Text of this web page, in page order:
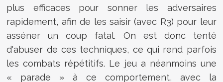
plus efficaces pour sonner les adversaires
rapidement, afin de les saisir (avec R3) pour leur
asséner un coup fatal. On est donc tenté
d'abuser de ces techniques, ce qui rend parfois
les combats répétitifs. Le jeu a néanmoins une
« parade » à ce comportement, avec la